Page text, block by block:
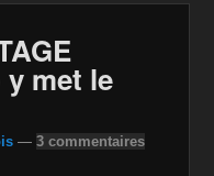
er
met le
—3 commentaires